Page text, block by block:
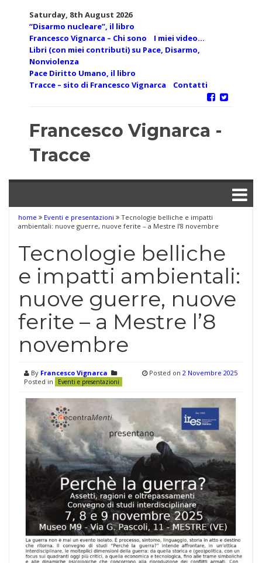
Saturday, 8th August 2026
“Disarmo nucleare”, il libro
Francesco Vignarca – Chi sono
I miei video…
Libri (con miei contributi) su Pace, Disarmo,
Nonviolenza
Pace Diritto Umano, il libro
Tracce – sito di Francesco Vignarca
Contatti
Francesco Vignarca -
Tracce
home Eventi e presentazioni
Tecnologie belliche e impatti
ambientali: nuove guerre, nuove ferite – a Mestre l’8 novembre
Tecnologie belliche
e impatti ambientali:
nuove guerre, nuove
ferite – a Mestre l’8
novembre
By Francesco Vignarca
Posted in
Eventi e presentazioni
Posted on 2 Novembre 2025